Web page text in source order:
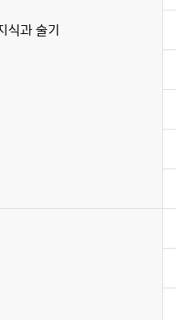
식과 술기